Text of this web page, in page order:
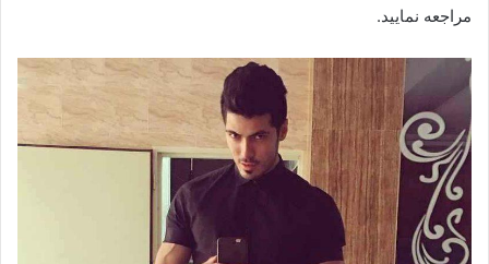
مراجعه نمایید.